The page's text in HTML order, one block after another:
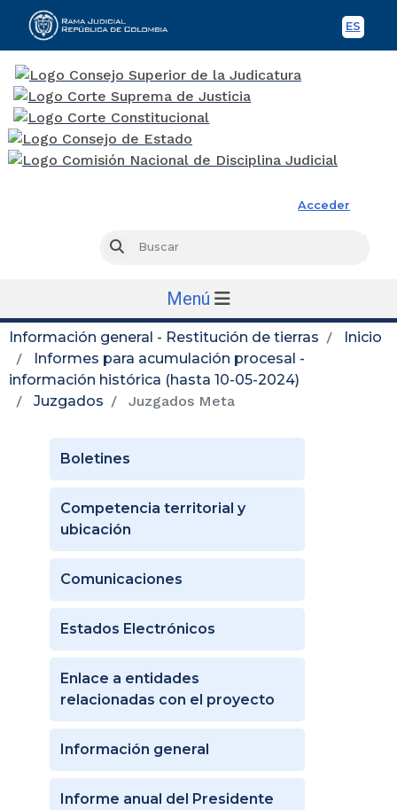
ES
Acceder
Buscar
Menú
Información general - Restitución de tierras
Inicio
Informes para acumulación procesal -
información histórica (hasta 10-05-2024)
Juzgados
Juzgados Meta
Boletines
Competencia territorial y
ubicación
Comunicaciones
Estados Electrónicos
Enlace a entidades
relacionadas con el proyecto
Información general
Informe anual del Presidente